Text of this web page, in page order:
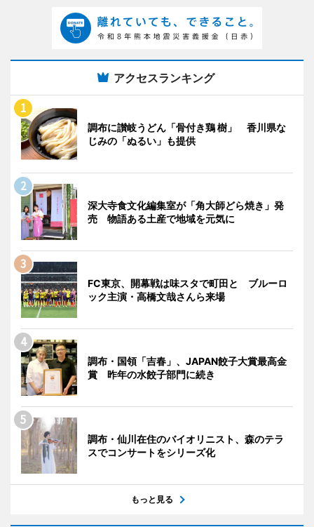
アクセスランキング
調布に讃岐うどん「骨付き鶏 樹」 香川県な
じみの「ぬるい」も提供
深大寺食文化編集室が「角大師どら焼き」発
売 物語ある土産で地域を元気に
FC東京、開幕戦は味スタで町田と ブルーロ
ック主演・高橋文哉さんら来場
調布・国領「吉春」、JAPAN餃子大賞最高金
賞 昨年の水餃子部門に続き
調布・仙川在住のバイオリニスト、森のテラ
スでコンサートをシリーズ化
もっと見る